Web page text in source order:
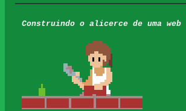
Construindo o alicerce de uma